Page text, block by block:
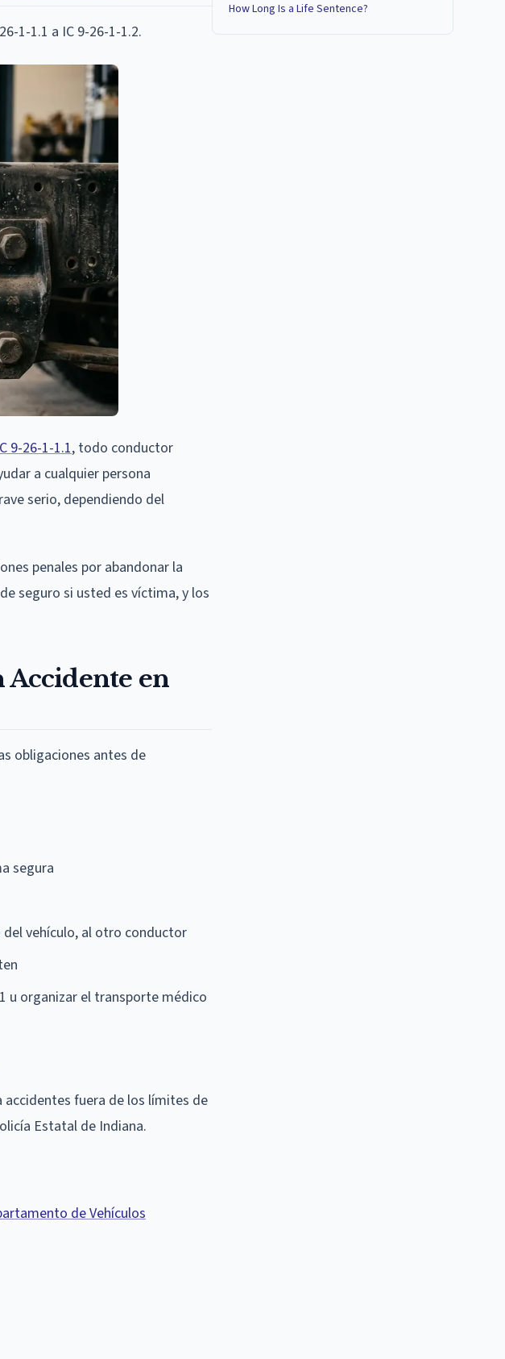
1-1.1 a IC 9-26-1-1.2.
9-26-1-1.1, todo conductor
a cualquier persona
serio, dependiendo del
penales por abandonar la
seguro si usted es víctima, y los
Accidente en
obligaciones antes de
segura
vehículo, al otro conductor
u organizar el transporte médico
fuera de los límites de
Estatal de Indiana.
de Vehículos
How Long Is a Life Sentence?